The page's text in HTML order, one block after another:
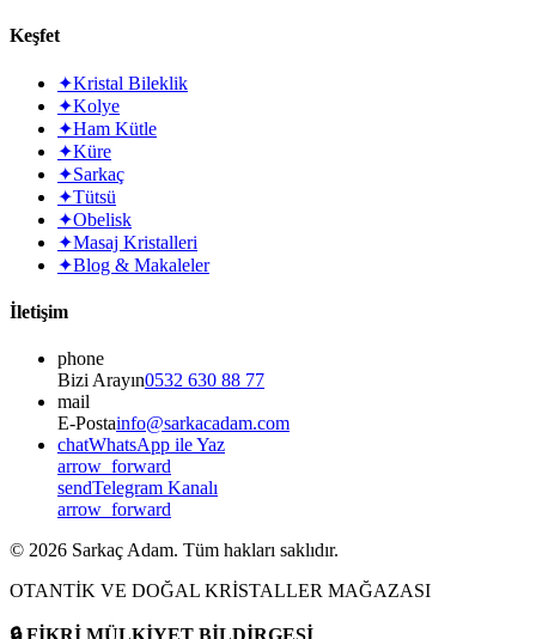
Keşfet
✦Kristal Bileklik
✦Kolye
✦Ham Kütle
✦Küre
✦Sarkaç
✦Tütsü
✦Obelisk
✦Masaj Kristalleri
✦Blog & Makaleler
İletişim
phone
Bizi Arayın0532 630 88 77
mail
E-Postainfo@sarkacadam.com
chatWhatsApp ile Yaz
arrow_forward
sendTelegram Kanalı
arrow_forward
© 2026 Sarkaç Adam. Tüm hakları saklıdır.
OTANTİK VE DOĞAL KRİSTALLER MAĞAZASI